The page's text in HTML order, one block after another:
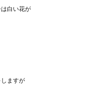
白い花が
ますが